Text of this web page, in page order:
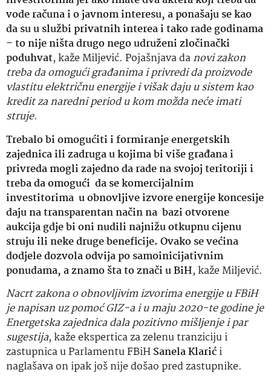
vode računa i o javnom interesu, a ponašaju se kao
da su u službi privatnih interea i tako rade godinama
– to nije ništa drugo nego udruženi zločinački
poduhvat, kaže Miljević. Pojašnjava danovi zakon
treba da omogući građanima i privredi da proizvode
vlastitu električnu energije i višak daju u sistem kao
kredit za naredni period u kom možda neće imati
struje.
Trebalo bi omogućiti i formiranje energetskih
zajednica ili zadruga u kojima bi više građana i
privreda mogli zajedno da rade na svojoj teritoriji i
treba da omogući da se komercijalnim
investitorima u obnovljive izvore energije koncesije
daju na transparentan način na bazi otvorene
aukcija gdje bi oni nudili najnižu otkupnu cijenu
struju ili neke druge beneficije. Ovako se većina
dodjele dozvola odvija po samoinicijativnim
ponudama, a znamo šta to znači u BiH, kaže Miljević.
Nacrt zakona o obnovljivim izvorima energije u FBiH
je napisan uz pomoć GIZ-a i u maju 2020-te godine je
Energetska zajednica dala pozitivno mišljenje i par
sugestija, kaže ekspertica za zelenu tranziciju i
zastupnica u Parlamentu FBiHSanela Klarići
naglašava on ipak još nije došao pred zastupnike.